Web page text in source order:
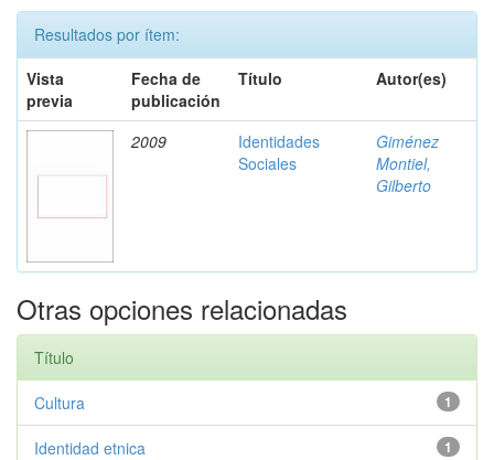
Resultados por ítem:
Vista
previa
Fecha de
publicación
Título Autor(es)
2009
Identidades
Sociales
Giménez
Montiel,
Gilberto
Otras opciones relacionadas
Título
1
Cultura
1
Identidad etnica